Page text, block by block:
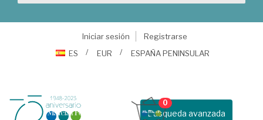
Iniciar sesión
Registrarse
ES
EUR ESPAÑA PENINSULAR
Busqueda avanzada
0